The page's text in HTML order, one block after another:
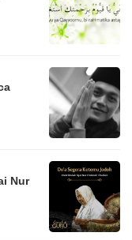
Nur